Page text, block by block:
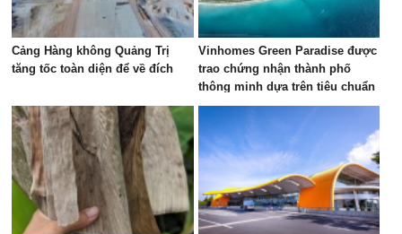
Cảng Hàng không Quảng Trị
tăng tốc toàn diện để về đích
Vinhomes Green Paradise được
trao chứng nhận thành phố
thông minh dựa trên tiêu chuẩn
toàn cầu 37122